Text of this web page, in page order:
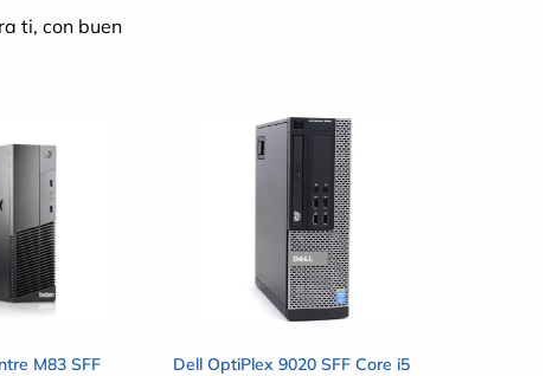
ti, con buen
M83 SFF
Dell OptiPlex 9020 SFF Core i5